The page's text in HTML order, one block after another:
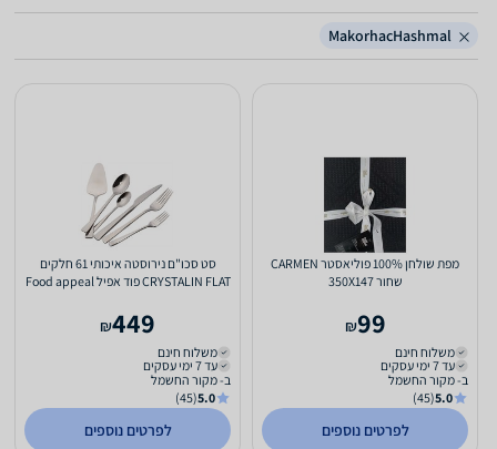
MakorhacHashmal
מפת שולחן 100% פוליאסטר CARMEN
שחור 350X147
99
₪
משלוח חינם
עד 7 ימי עסקים
ב- מקור החשמל
5.0
(45)
לפרטים נוספים
סט סכו"ם נירוסטה איכותי 61 חלקים
CRYSTALIN FLAT פוד אפיל Food appeal
449
₪
משלוח חינם
עד 7 ימי עסקים
ב- מקור החשמל
5.0
(45)
לפרטים נוספים